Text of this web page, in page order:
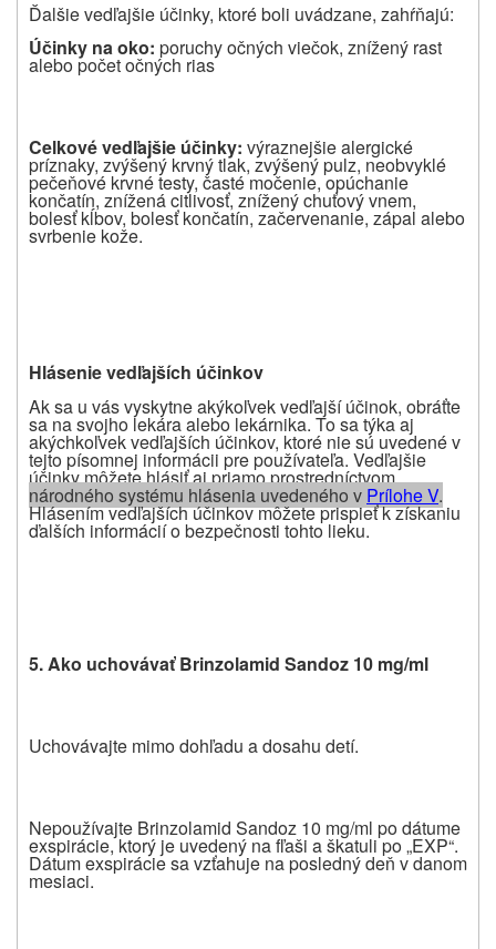
Ďalšie vedľajšie účinky, ktoré boli uvádzane, zahŕňajú:
Účinky na oko: poruchy očných viečok, znížený rast
alebo počet očných rias
Celkové vedľajšie účinky: výraznejšie alergické
príznaky, zvýšený krvný tlak, zvýšený pulz, neobvyklé
pečeňové krvné testy, časté močenie, opúchanie
končatín, znížená citlivosť, znížený chuťový vnem,
bolesť kĺbov, bolesť končatín, začervenanie, zápal alebo
svrbenie kože.
Hlásenie vedľajších účinkov
Ak sa u vás vyskytne akýkoľvek vedľajší účinok, obráťte
sa na svojho lekára alebo lekárnika. To sa týka aj
akýchkoľvek vedľajších účinkov, ktoré nie sú uvedené v
tejto písomnej informácii pre používateľa. Vedľajšie
účinky môžete hlásiť aj priamo prostredníctvom
národného systému hlásenia uvedeného v Prílohe V.
Hlásením vedľajších účinkov môžete prispieť k získaniu
ďalších informácií o bezpečnosti tohto lieku.
5. Ako uchovávať Brinzolamid Sandoz 10 mg/ml
Uchovávajte mimo dohľadu a dosahu detí.
Nepoužívajte Brinzolamid Sandoz 10 mg/ml po dátume
exspirácie, ktorý je uvedený na fľaši a škatuli po „EXP“.
Dátum exspirácie sa vzťahuje na posledný deň vdanom
mesiaci.